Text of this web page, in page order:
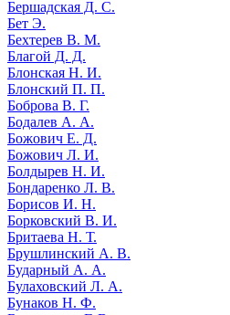
Бершадская Д. С.
Бет Э.
Бехтерев В. М.
Благой Д. Д.
Блонская Н. И.
Блонский П. П.
Боброва В. Г.
Бодалев А. А.
Божович Е. Д.
Божович Л. И.
Болдырев Н. И.
Бондаренко Л. В.
Борисов И. Н.
Борковский В. И.
Бритаева Н. Т.
Брушлинский А. В.
Бударный А. А.
Булаховский Л. А.
Бунаков Н. Ф.